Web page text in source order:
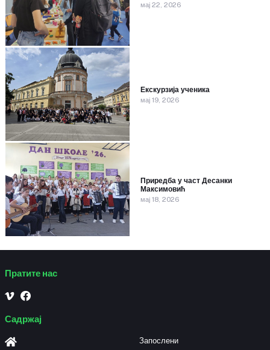
мај 22, 2026
Екскурзија ученика
мај 19, 2026
Приредба у част Десанки
Максимовић
мај 18, 2026
Пратите нас
Садржај
Запослени